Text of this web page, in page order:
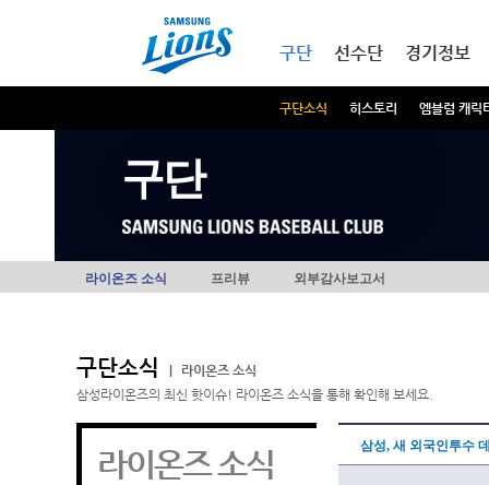
구단
구단소식 히스토리 엠블럼 캐릭
선수단 경기정보
구단
라이온즈 소식 프리뷰 외부감사보고서
구단소식
라이온즈 소식
삼성라이온즈의 최신 핫이슈! 라이온즈 소식을 통해 확인해 보세요.
라이온즈 소식 삼성, 새 외국인투수